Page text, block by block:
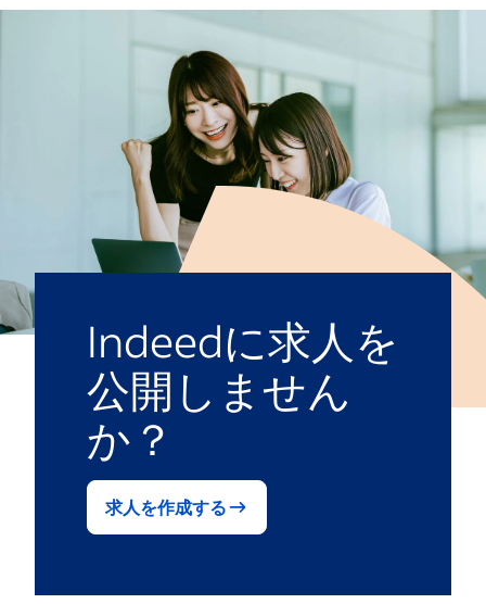
Indeedに求人を
公開しません
か？
求人を作成する